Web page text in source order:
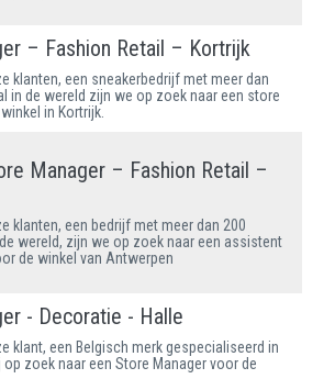
– Fashion Retail – Kortrijk
klanten, een sneakerbedrijf met meer dan
in de wereld zijn we op zoek naar een store
in Kortrijk.
Manager – Fashion Retail –
klanten, een bedrijf met meer dan 200
wereld, zijn we op zoek naar een assistent
de winkel van Antwerpen
- Decoratie - Halle
klant, een Belgisch merk gespecialiseerd in
zoek naar een Store Manager voor de